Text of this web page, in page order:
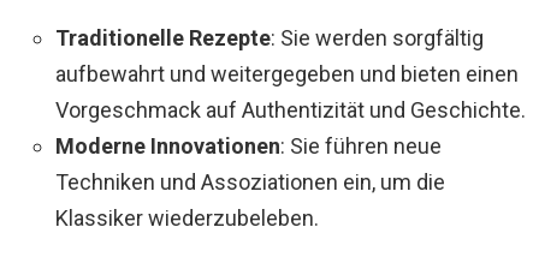
Traditionelle Rezepte: Sie werden sorgfältig
aufbewahrt und weitergegeben und bieten einen
Vorgeschmack auf Authentizität und Geschichte.
Moderne Innovationen: Sie führen neue
Techniken und Assoziationen ein, um die
Klassiker wiederzubeleben.